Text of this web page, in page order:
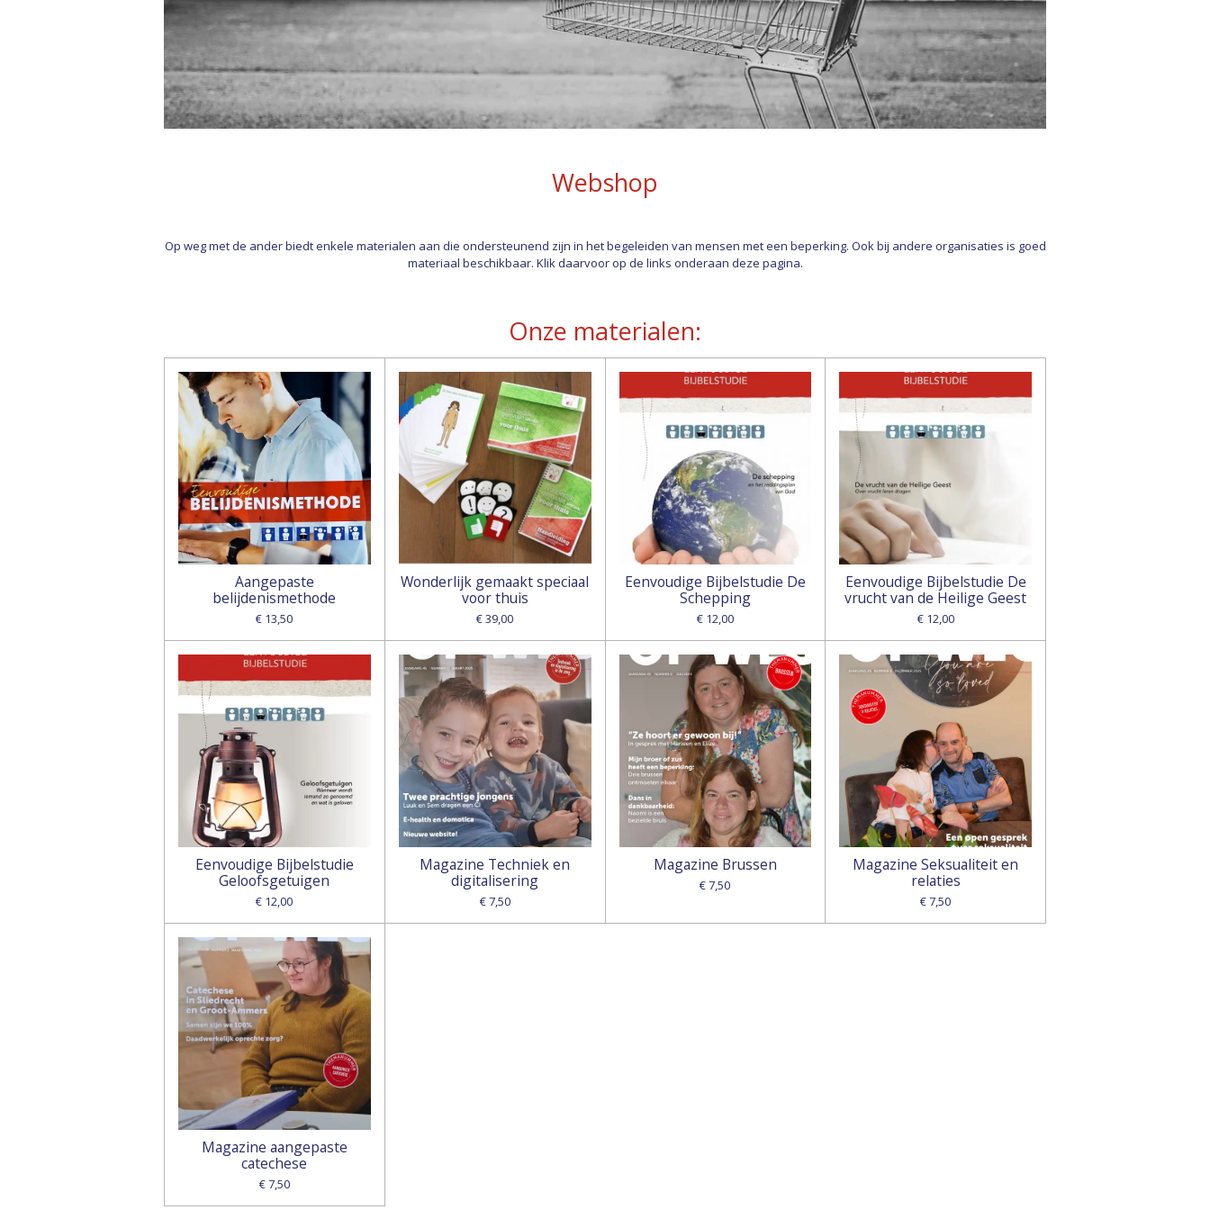
Webshop
Op weg met de ander biedt enkele materialen aan die ondersteunend zijn in het begeleiden van mensen met een beperking. Ook bij andere organisaties is goed
materiaal beschikbaar. Klik daarvoor op de links onderaan deze pagina.
Onze materialen:
Aangepaste
belijdenismethode
€ 13,50
Wonderlijk gemaakt speciaal
voor thuis
€ 39,00
Eenvoudige Bijbelstudie De
Schepping
€ 12,00
Eenvoudige Bijbelstudie De
vrucht van de Heilige Geest
€ 12,00
Eenvoudige Bijbelstudie
Geloofsgetuigen
€ 12,00
Magazine Techniek en
digitalisering
€ 7,50
Magazine Brussen
€ 7,50
Magazine Seksualiteit en
relaties
€ 7,50
Magazine aangepaste
catechese
€ 7,50